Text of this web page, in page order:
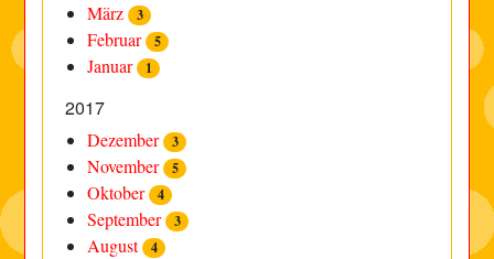
März 3
Februar 5
Januar 1
2017
Dezember 3
November 5
Oktober 4
September 3
August 4